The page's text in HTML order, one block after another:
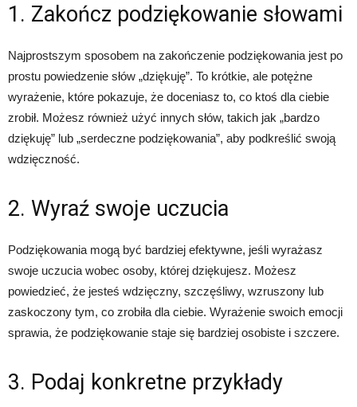
1. Zakończ podziękowanie słowami
Najprostszym sposobem na zakończenie podziękowania jest po
prostu powiedzenie słów „dziękuję”. To krótkie, ale potężne
wyrażenie, które pokazuje, że doceniasz to, co ktoś dla ciebie
zrobił. Możesz również użyć innych słów, takich jak „bardzo
dziękuję” lub „serdeczne podziękowania”, aby podkreślić swoją
wdzięczność.
2. Wyraź swoje uczucia
Podziękowania mogą być bardziej efektywne, jeśli wyrażasz
swoje uczucia wobec osoby, której dziękujesz. Możesz
powiedzieć, że jesteś wdzięczny, szczęśliwy, wzruszony lub
zaskoczony tym, co zrobiła dla ciebie. Wyrażenie swoich emocji
sprawia, że podziękowanie staje się bardziej osobiste i szczere.
3. Podaj konkretne przykłady